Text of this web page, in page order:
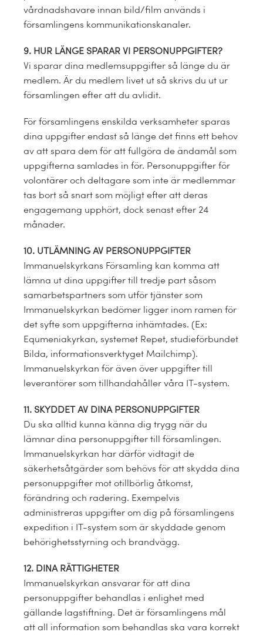
vårdnadshavare innan bild/film används i
församlingens kommunikationskanaler.
9. HUR LÄNGE SPARAR VI PERSONUPPGIFTER?
Vi sparar dina medlemsuppgifter så länge du är
medlem. Är du medlem livet ut så skrivs du ut ur
församlingen efter att du avlidit.
För församlingens enskilda verksamheter sparas
dina uppgifter endast så länge det finns ett behov
av att spara dem för att fullgöra de ändamål som
uppgifterna samlades in för. Personuppgifter för
volontärer och deltagare som inte är medlemmar
tas bort så snart som möjligt efter att deras
engagemang upphört, dock senast efter 24
månader.
10. UTLÄMNING AV PERSONUPPGIFTER
Immanuelskyrkans Församling kan komma att
lämna ut dina uppgifter till tredje part såsom
samarbetspartners som utför tjänster som
Immanuelskyrkan bedömer ligger inom ramen för
det syfte som uppgifterna inhämtades. (Ex:
Equmeniakyrkan, systemet Repet, studieförbundet
Bilda, informationsverktyget Mailchimp).
Immanuelskyrkan för även över uppgifter till
leverantörer som tillhandahåller våra IT-system.
11. SKYDDET AV DINA PERSONUPPGIFTER
Du ska alltid kunna känna dig trygg när du
lämnar dina personuppgifter till församlingen.
Immanuelskyrkan har därför vidtagit de
säkerhetsåtgärder som behövs för att skydda dina
personuppgifter mot otillbörlig åtkomst,
förändring och radering. Exempelvis
administreras uppgifter om dig på församlingens
expedition i IT-system som är skyddade genom
behörighetsstyrning och brandvägg.
12. DINA RÄTTIGHETER
Immanuelskyrkan ansvarar för att dina
personuppgifter behandlas i enlighet med
gällande lagstiftning. Det är församlingens mål
att all information som behandlas ska vara korrekt